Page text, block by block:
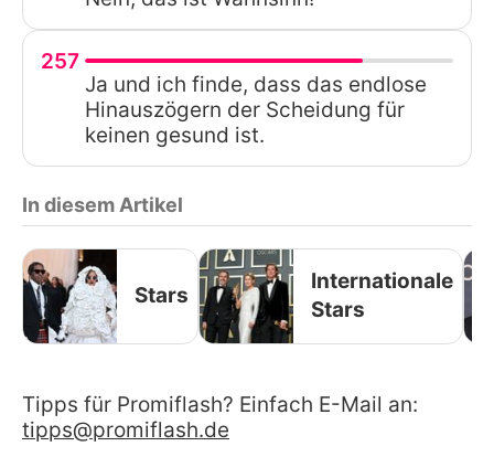
257
Ja und ich finde, dass das endlose
Hinauszögern der Scheidung für
keinen gesund ist.
In diesem Artikel
Stars
Internationale
Stars
Tipps für Promiflash? Einfach E-Mail an:
tipps@promiflash.de